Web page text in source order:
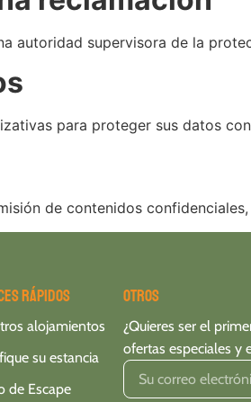
autoridad supervisora de la
para proteger sus datos
de contenidos
rápidos
alojamientos
su estancia
de Escape
Otros
¿Quieres ser el
ofertas especiales y